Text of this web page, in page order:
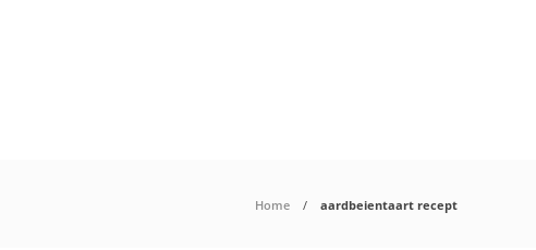
Home aardbeientaart recept